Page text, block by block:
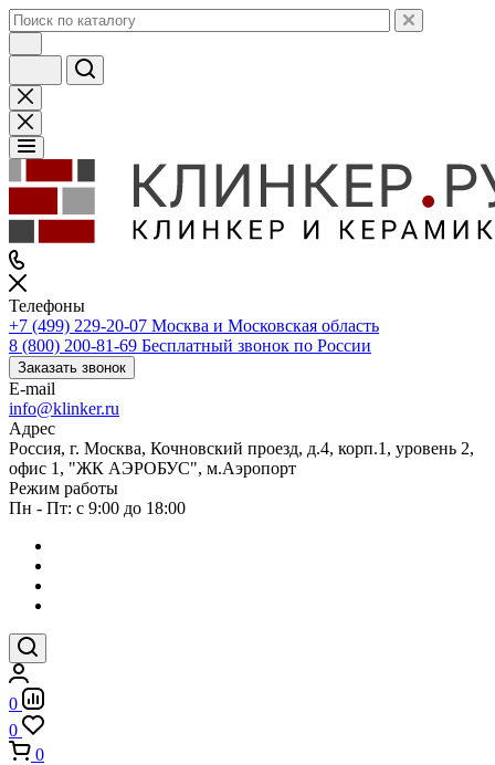
Телефоны
+7 (499) 229-20-07 Москва и Московская область
8 (800) 200-81-69 Бесплатный звонок по России
Заказать звонок
E-mail
info@klinker.ru
Адрес
Россия, г. Москва, Кочновский проезд, д.4, корп.1, уровень 2,
офис 1, "ЖК АЭРОБУС", м.Аэропорт
Режим работы
Пн - Пт: с 9:00 до 18:00
0
0
0